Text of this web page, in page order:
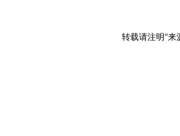
转载请注明“来